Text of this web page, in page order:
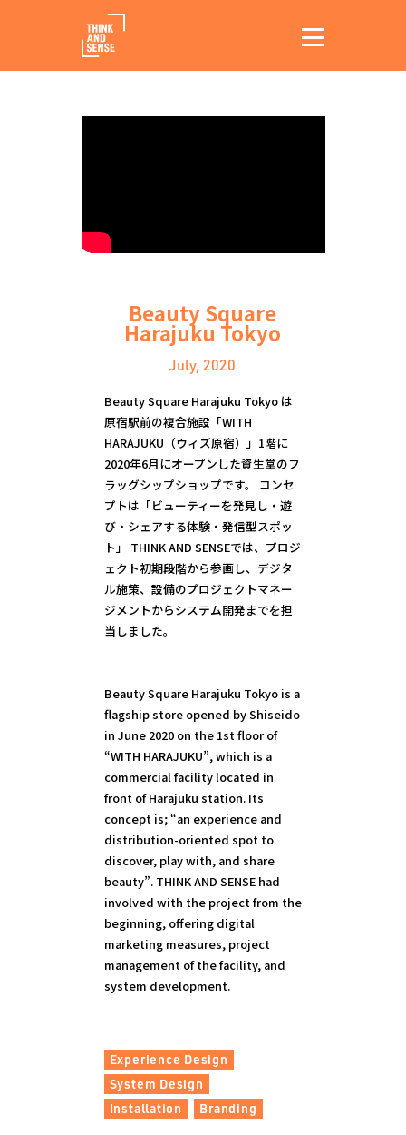
Beauty Square
Harajuku Tokyo
July, 2020
Beauty Square Harajuku Tokyo は
原宿駅前の複合施設「WITH
HARAJUKU（ウィズ原宿）」1階に
2020年6月にオープンした資生堂のフ
ラッグシップショップです。 コンセ
プトは「ビューティーを発見し・遊
び・シェアする体験・発信型スポッ
ト」 THINK AND SENSEでは、プロジ
ェクト初期段階から参画し、デジタ
ル施策、設備のプロジェクトマネー
ジメントからシステム開発までを担
当しました。
Beauty Square Harajuku Tokyo is a
flagship store opened by Shiseido
in June 2020 on the 1st floor of
“WITH HARAJUKU”, which is a
commercial facility located in
front of Harajuku station. Its
concept is; “an experience and
distribution-oriented spot to
discover, play with, and share
beauty”. THINK AND SENSE had
involved with the project from the
beginning, offering digital
marketing measures, project
management of the facility, and
system development.
Experience Design
System Design
Installation
Branding